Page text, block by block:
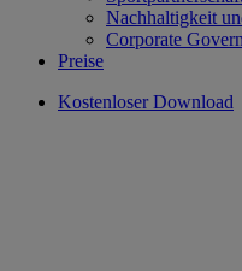
Nachhaltigkeit
Corporate
Preise
Kostenloser Download